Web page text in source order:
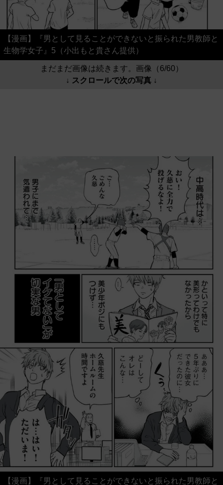
【漫画】『男として見ることができないと振られた男教師と
生物学女子』5（小出もと貴さん提供）
まだまだ画像は続きます。画像（6/60）
↓ スクロールで次の写真 ↓
【漫画】『男として見ることができないと振られた男教師と